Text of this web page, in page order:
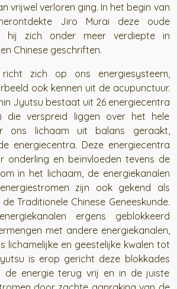
vrijwel verloren ging. In het begin van
Jiro Murai deze oude
hij zich onder meer verdiepte in
Chinese geschriften.
zich op ons energiesysteem,
ook kennen uit de acupunctuur.
Jyutsu bestaat uit 26 energiecentra
die verspreid liggen over het hele
ons lichaam uit balans geraakt,
energiecentra. Deze energiecentra
onderling en beïnvloeden tevens de
in het lichaam, de energiekanalen
zijn ook gekend als
Traditionele Chinese Geneeskunde.
ergens geblokkeerd
met andere energiekanalen,
lichamelijke en geestelijke kwalen tot
is erop gericht deze blokkades
de energie terug vrij en in de juiste